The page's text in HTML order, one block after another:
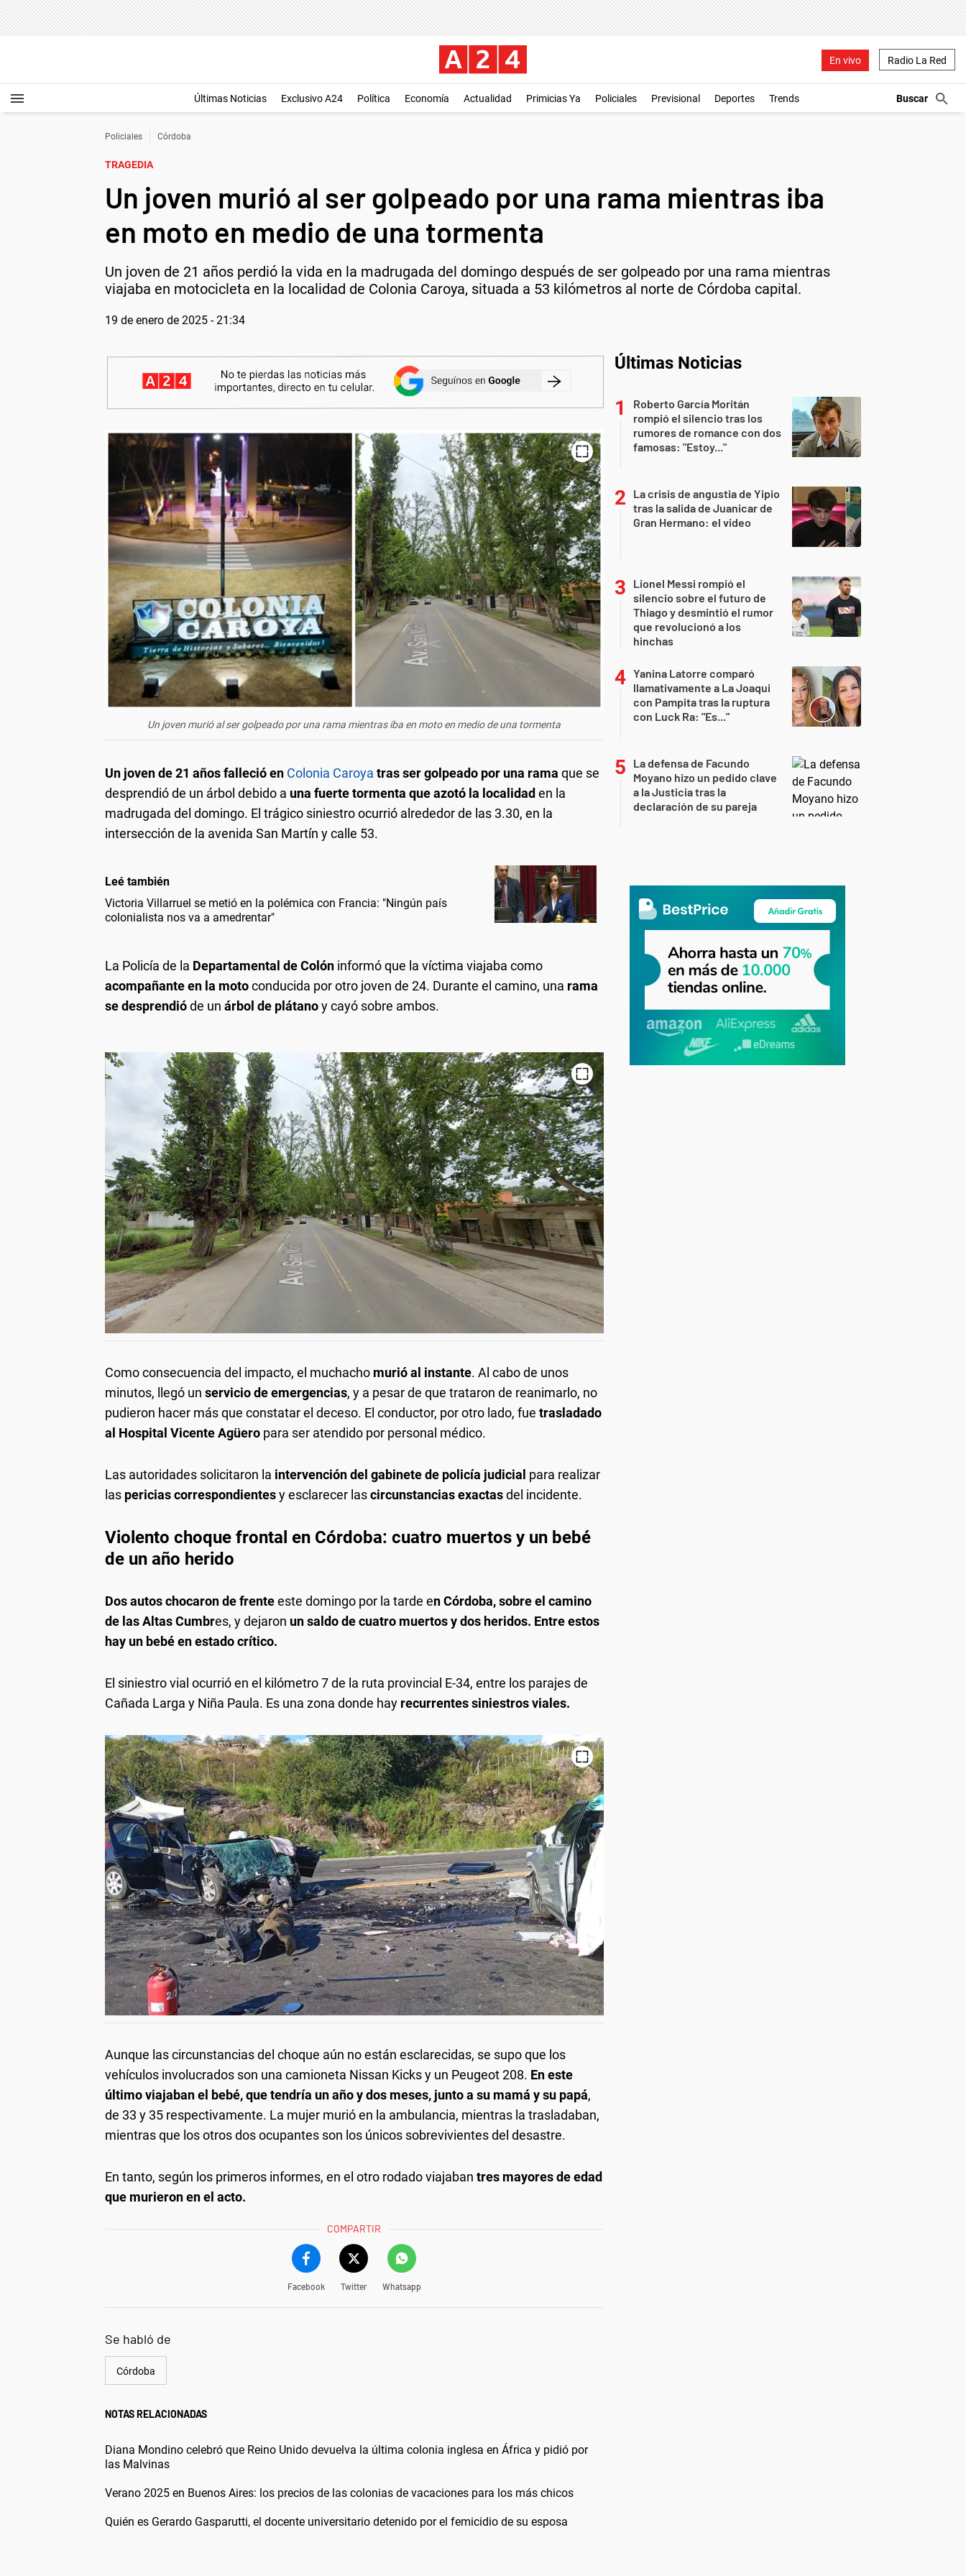
En vivo Radio La Red
Últimas Noticias Exclusivo A24 Política Economía Actualidad Primicias Ya Policiales Previsional Deportes Trends
Policiales Córdoba
TRAGEDIA
Un joven murió al ser golpeado por una rama mientras iba
en moto en medio de una tormenta
Un joven de 21 años perdió la vida en la madrugada del domingo después de ser golpeado por una rama mientras
viajaba en motocicleta en la localidad de Colonia Caroya, situada a 53 kilómetros al norte de Córdoba capital.
19 de enero de 2025 - 21:34
Un joven murió al ser golpeado por una rama mientras iba en moto en medio de una tormenta
Un joven de 21 años falleció en Colonia Caroya tras ser golpeado por una rama que se
desprendió de un árbol debido a una fuerte tormenta que azotó la localidad en la
madrugada del domingo. El trágico siniestro ocurrió alrededor de las 3.30, en la
intersección de la avenida San Martín y calle 53.
Leé también
Victoria Villarruel se metió en la polémica con Francia: "Ningún país
colonialista nos va a amedrentar"
La Policía de la Departamental de Colón informó que la víctima viajaba como
acompañante en la motoconducida por otro joven de 24. Durante el camino, una rama
se desprendióde un árbol de plátanoy cayó sobre ambos.
Como consecuencia del impacto, el muchacho murió al instante. Al cabo de unos
minutos, llegó un servicio de emergencias, y a pesar de que trataron de reanimarlo, no
pudieron hacer más que constatar el deceso. El conductor, por otro lado, fue trasladado
al Hospital Vicente Agüero para ser atendido por personal médico.
Las autoridades solicitaron la intervención del gabinete de policía judicial para realizar
las pericias correspondientesy esclarecer lascircunstancias exactasdel incidente.
Violento choque frontal en Córdoba: cuatro muertos y un bebé
de un año herido
Dos autos chocaron de frenteeste domingo por la tarde en Córdoba, sobre el camino
de las Altas Cumbres, y dejaron un saldo de cuatro muertos y dos heridos. Entre estos
hay un bebé en estado crítico.
El siniestro vial ocurrió en el kilómetro 7 de la ruta provincial E-34, entre los parajes de
Cañada Larga y Niña Paula. Es una zona donde hay recurrentes siniestros viales.
Aunque las circunstancias del choque aún no están esclarecidas, se supo que los
vehículos involucrados son una camioneta Nissan Kicks y un Peugeot 208. En este
último viajaban el bebé, que tendría un año y dos meses, junto a su mamá y su papá,
de 33 y 35 respectivamente. La mujer murió en la ambulancia, mientras la trasladaban,
mientras que los otros dos ocupantes son los únicos sobrevivientes del desastre.
En tanto, según los primeros informes, en el otro rodado viajaban tres mayores de edad
que murieron en el acto.
COMPARTIR
Facebook Twitter Whatsapp
Se habló de
Córdoba
NOTAS RELACIONADAS
Diana Mondino celebró que Reino Unido devuelva la última colonia inglesa en África y pidió por
las Malvinas
Verano 2025 en Buenos Aires: los precios de las colonias de vacaciones para los más chicos
Quién es Gerardo Gasparutti, el docente universitario detenido por el femicidio de su esposa
Últimas Noticias
Roberto García Moritán
rompió el silencio tras los
rumores de romance con dos
famosas: "Estoy..."
La crisis de angustia de Yipio
tras la salida de Juanicar de
Gran Hermano: el video
Lionel Messi rompió el
silencio sobre el futuro de
Thiago y desmintió el rumor
que revolucionó a los
hinchas
Yanina Latorre comparó
llamativamente a La Joaqui
con Pampita tras la ruptura
con Luck Ra: "Es..."
La defensa de Facundo
Moyano hizo un pedido clave
a la Justicia tras la
declaración de su pareja